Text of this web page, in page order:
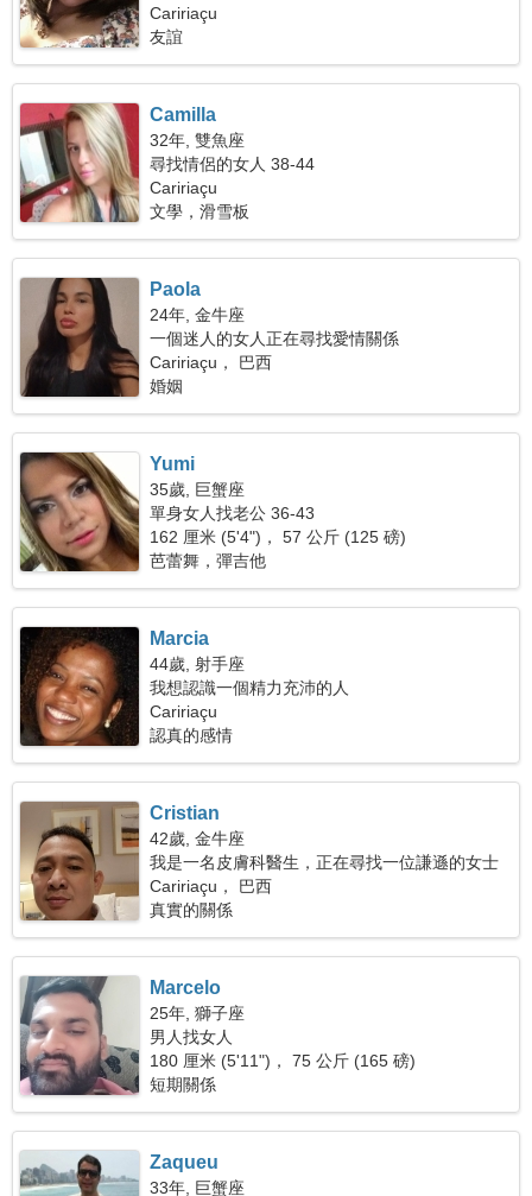
Caririaçu
友誼
Camilla
32年, 雙魚座
尋找情侶的女人 38-44
Caririaçu
文學，滑雪板
Paola
24年, 金牛座
一個迷人的女人正在尋找愛情關係
Caririaçu， 巴西
婚姻
Yumi
35歲, 巨蟹座
單身女人找老公 36-43
162 厘米 (5'4")， 57 公斤 (125 磅)
芭蕾舞，彈吉他
Marcia
44歲, 射手座
我想認識一個精力充沛的人
Caririaçu
認真的感情
Cristian
42歲, 金牛座
我是一名皮膚科醫生，正在尋找一位謙遜的女士
Caririaçu， 巴西
真實的關係
Marcelo
25年, 獅子座
男人找女人
180 厘米 (5'11")， 75 公斤 (165 磅)
短期關係
Zaqueu
33年, 巨蟹座